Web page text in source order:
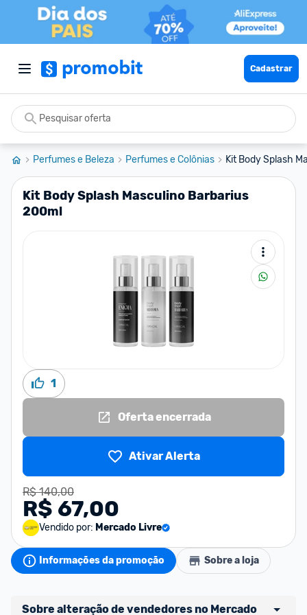
Cadastrar
Perfumes e Beleza Perfumes e Colônias Kit Body Splash
Kit Body Splash Masculino Barbarius
200ml
1
Oferta encerrada
Ativar Alerta
R$ 140,00
R$ 67,00
Vendido por: Mercado Livre
Informações da promoção Sobre a loja
Sobre alteração de vendedores no Mercado